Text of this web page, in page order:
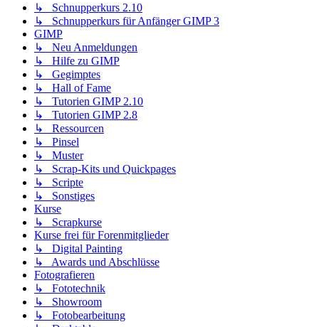
↳ Schnupperkurs 2.10
↳ Schnupperkurs für Anfänger GIMP 3
GIMP
↳ Neu Anmeldungen
↳ Hilfe zu GIMP
↳ Gegimptes
↳ Hall of Fame
↳ Tutorien GIMP 2.10
↳ Tutorien GIMP 2.8
↳ Ressourcen
↳ Pinsel
↳ Muster
↳ Scrap-Kits und Quickpages
↳ Scripte
↳ Sonstiges
Kurse
↳ Scrapkurse
Kurse frei für Forenmitglieder
↳ Digital Painting
↳ Awards und Abschlüsse
Fotografieren
↳ Fototechnik
↳ Showroom
↳ Fotobearbeitung